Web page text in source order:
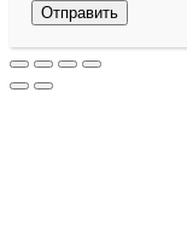
Отправить